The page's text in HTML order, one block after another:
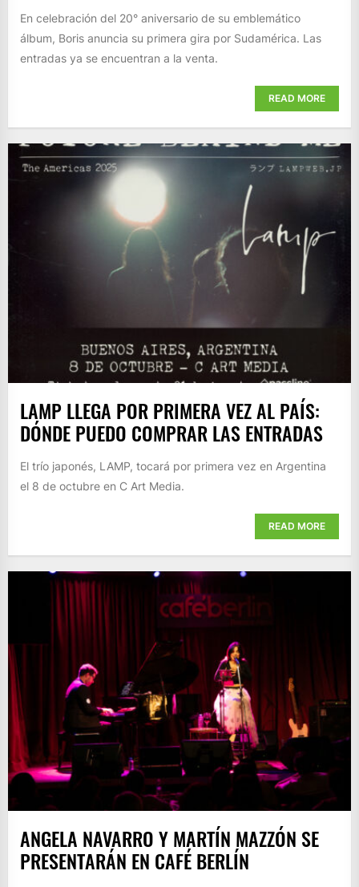
En celebración del 20° aniversario de su emblemático
álbum, Boris anuncia su primera gira por Sudamérica. Las
entradas ya se encuentran a la venta.
READ MORE
LAMP LLEGA POR PRIMERA VEZ AL PAÍS:
DÓNDE PUEDO COMPRAR LAS ENTRADAS
El trío japonés, LAMP, tocará por primera vez en Argentina
el 8 de octubre en C Art Media.
READ MORE
ANGELA NAVARRO Y MARTÍN MAZZÓN SE
PRESENTARÁN EN CAFÉ BERLÍN